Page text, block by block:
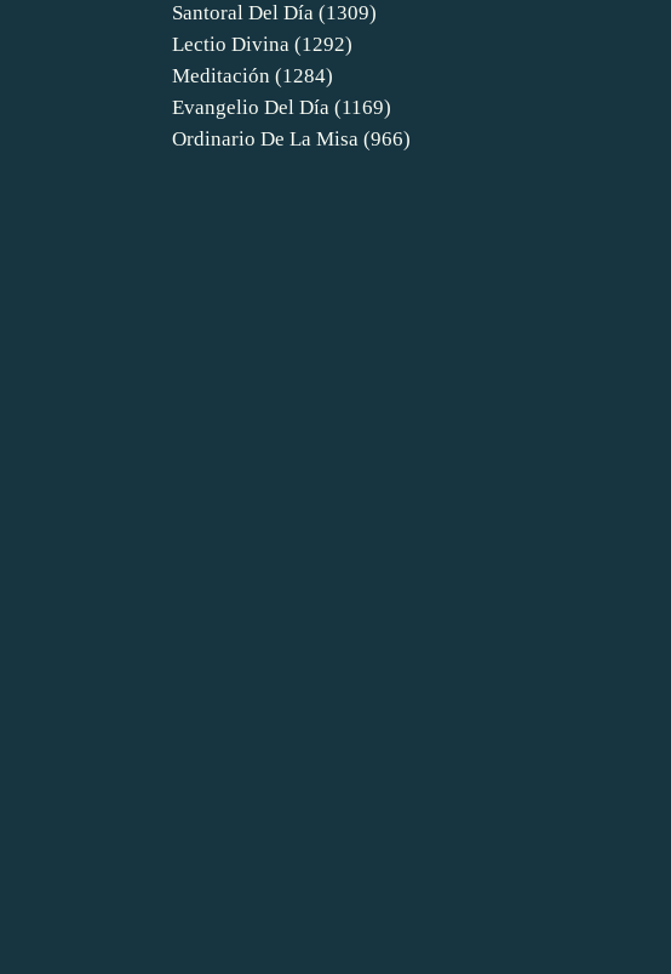
Santoral Del Día (1309)
Lectio Divina (1292)
Meditación (1284)
Evangelio Del Día (1169)
Ordinario De La Misa (966)